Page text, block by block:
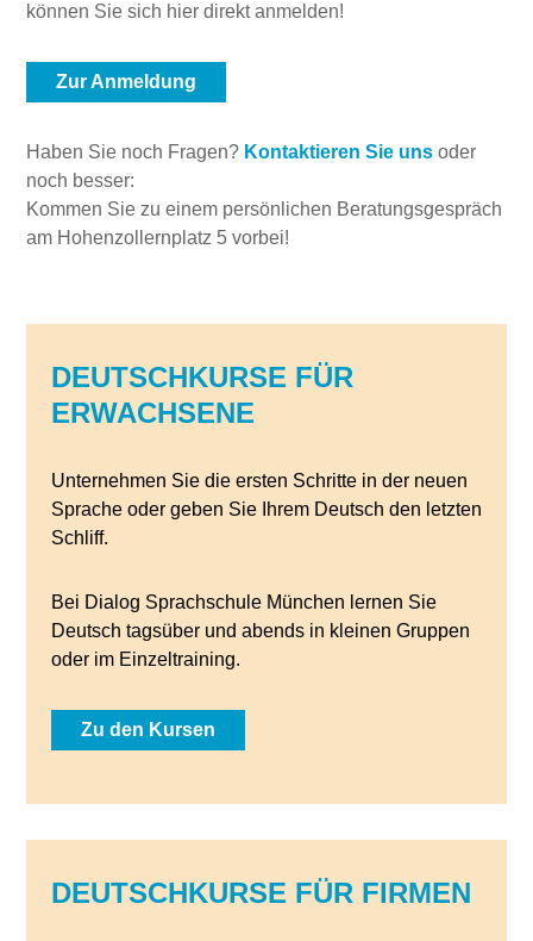
können Sie sich hier direkt anmelden!
Zur Anmeldung
Haben Sie noch Fragen? Kontaktieren Sie uns oder
noch besser:
Kommen Sie zu einem persönlichen Beratungsgespräch
am Hohenzollernplatz 5 vorbei!
DEUTSCHKURSE FÜR
ERWACHSENE
Unternehmen Sie die ersten Schritte in der neuen
Sprache oder geben Sie Ihrem Deutsch den letzten
Schliff.
Bei Dialog Sprachschule München lernen Sie
Deutsch tagsüber und abends in kleinen Gruppen
oder im Einzeltraining.
Zu den Kursen
DEUTSCHKURSE FÜR FIRMEN